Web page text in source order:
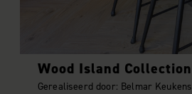
Wood Island Collection
Gerealiseerd door: Belmar Keukens